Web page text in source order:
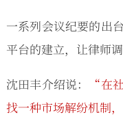
一系列会议纪要的出
平台的建立，让律师
沈田丰介绍说：
“在
找一种市场解纷机制